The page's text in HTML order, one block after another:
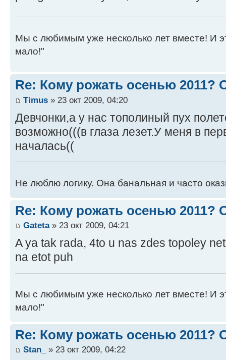
Мы с любимым уже несколько лет вместе! И
мало!"
Re: Кому рожать осенью 2011?
Timus » 23 окт 2009, 04:20
Девчонки,а у нас тополиный пух
возможно(((в глаза лезет.У меня в
началась((
Не люблю логику. Она банальная и часто
Re: Кому рожать осенью 2011?
Gateta» 23 окт 2009, 04:21
A ya tak rada, 4to u nas zdes topoley
na etot puh
Мы с любимым уже несколько лет вместе! И
мало!"
Re: Кому рожать осенью 2011?
Stan_ » 23 окт 2009, 04:22